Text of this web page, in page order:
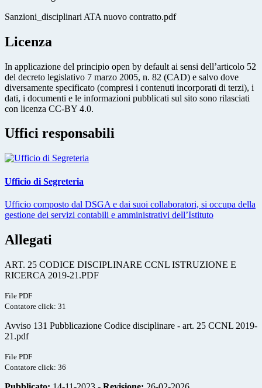
Sanzioni_disciplinari ATA nuovo contratto.pdf
Licenza
In applicazione del principio open by default ai sensi dell’articolo 52
del decreto legislativo 7 marzo 2005, n. 82 (CAD) e salvo dove
diversamente specificato (compresi i contenuti incorporati di terzi), i
dati, i documenti e le informazioni pubblicati sul sito sono rilasciati
con licenza CC-BY 4.0.
Uffici responsabili
Ufficio di Segreteria
Ufficio composto dal DSGA e dai suoi collaboratori, si occupa della
gestione dei servizi contabili e amministrativi dell’Istituto
Allegati
ART. 25 CODICE DISCIPLINARE CCNL ISTRUZIONE E
RICERCA 2019-21.PDF
File PDF
Contatore click: 31
Avviso 131 Pubblicazione Codice disciplinare - art. 25 CCNL 2019-
21.pdf
File PDF
Contatore click: 36